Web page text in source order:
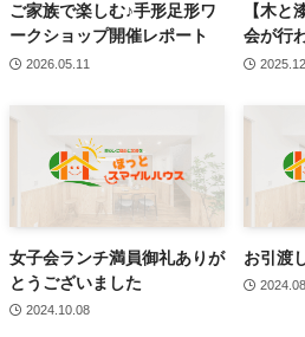
ご家族で楽しむ♪手形足形ワ
ークショップ開催レポート
2026.05.11
【木と
会が行
女子会ランチ満員御礼ありが
とうございました
2024.10.08
お引渡